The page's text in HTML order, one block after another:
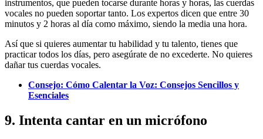
instrumentos, que pueden tocarse durante horas y horas, las cuerdas
vocales no pueden soportar tanto. Los expertos dicen que entre 30
minutos y 2 horas al día como máximo, siendo la media una hora.
Así que si quieres aumentar tu habilidad y tu talento, tienes que
practicar todos los días, pero asegúrate de no excederte. No quieres
dañar tus cuerdas vocales.
Consejo: Cómo Calentar la Voz: Consejos Sencillos y
Esenciales
9. Intenta cantar en un micrófono